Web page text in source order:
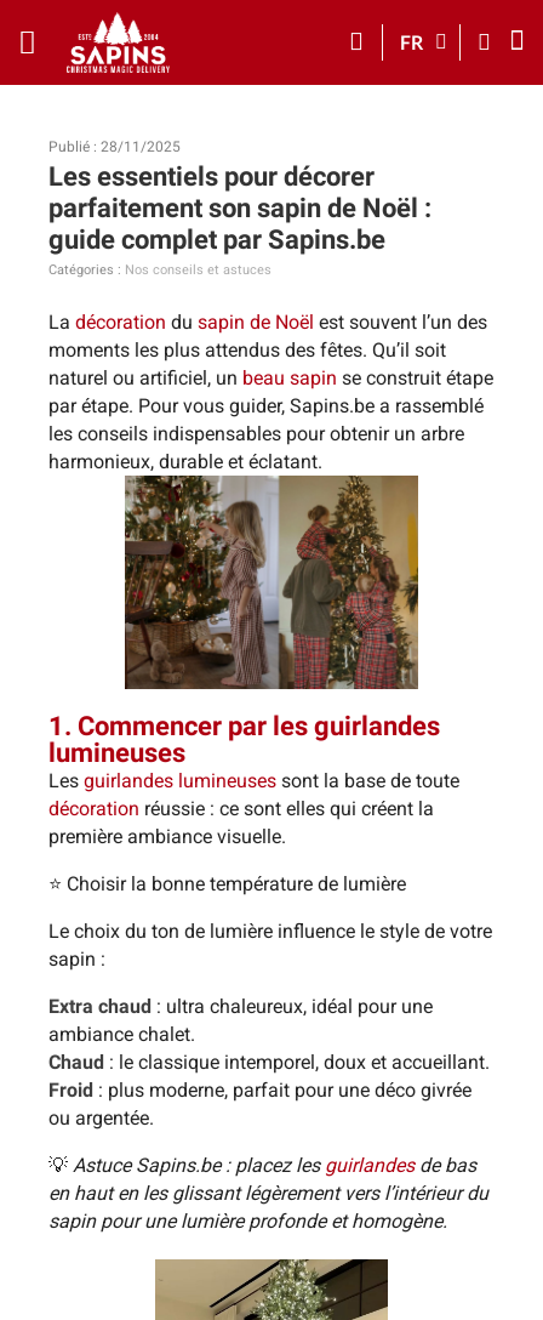
FR
Publié : 28/11/2025
Les essentiels pour décorer
parfaitement son sapin de Noël :
guide complet par Sapins.be
Catégories : Nos conseils et astuces
La décoration du sapin de Noël est souvent l’un des
moments les plus attendus des fêtes. Qu’il soit
naturel ou artificiel, un beau sapin se construit étape
par étape. Pour vous guider, Sapins.be a rassemblé
les conseils indispensables pour obtenir un arbre
harmonieux, durable et éclatant.
1. Commencer par les guirlandes
lumineuses
Les guirlandes lumineuses sont la base de toute
décoration réussie : ce sont elles qui créent la
première ambiance visuelle.
⭐ Choisir la bonne température de lumière
Le choix du ton de lumière influence le style de votre
sapin :
Extra chaud : ultra chaleureux, idéal pour une
ambiance chalet.
Chaud : le classique intemporel, doux et accueillant.
Froid : plus moderne, parfait pour une déco givrée
ou argentée.
💡 Astuce Sapins.be : placez les guirlandesde bas
en haut en les glissant légèrement vers l’intérieur du
sapin pour une lumière profonde et homogène.